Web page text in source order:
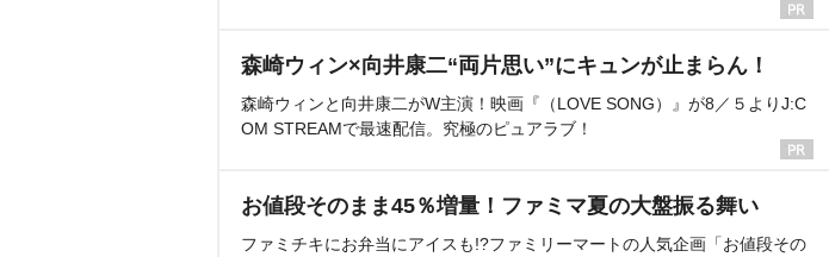
森崎ウィン×向井康二“両片思い”にキュンが止まらん！
森崎ウィンと向井康二がW主演！映画『（LOVE SONG）』が8／５よりJ:C
OM STREAMで最速配信。究極のピュアラブ！
お値段そのまま45％増量！ファミマ夏の大盤振る舞い
ファミチキにお弁当にアイスも!?ファミリーマートの人気企画「お値段その